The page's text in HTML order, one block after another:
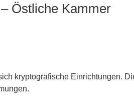
Östliche Kammer
kryptografische Einrichtungen.